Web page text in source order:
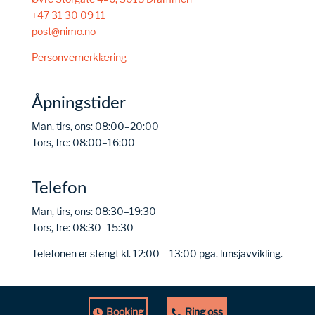
+47 31 30 09 11
post@nimo.no
Personvernerklæring
Åpningstider
Man, tirs, ons: 08:00–20:00
Tors, fre: 08:00–16:00
Telefon
Man, tirs, ons: 08:30–19:30
Tors, fre: 08:30–15:30
Telefonen er stengt kl. 12:00 – 13:00 pga. lunsjavvikling.
Booking Ring oss